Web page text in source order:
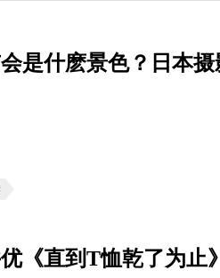
是什麽景色？日本
《直到T恤乾了为止